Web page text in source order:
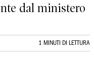
dal ministero
1 MINUTI DI LETTURA